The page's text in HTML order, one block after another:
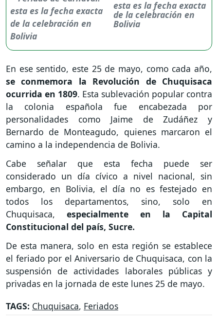
esta es la fecha exacta
de la celebración en
Bolivia
En ese sentido, este 25 de mayo, como cada año,
se conmemora la Revolución de Chuquisaca
ocurrida en 1809. Esta sublevación popular contra
la colonia española fue encabezada por
personalidades como Jaime de Zudáñez y
Bernardo de Monteagudo, quienes marcaron el
camino a la independencia de Bolivia.
Cabe señalar que esta fecha puede ser
considerado un día cívico a nivel nacional, sin
embargo, en Bolivia, el día no es festejado en
todos los departamentos, sino, solo en
Chuquisaca, especialmente en la Capital
Constitucional del país, Sucre.
De esta manera, solo en esta región se establece
el feriado por el Aniversario de Chuquisaca, con la
suspensión de actividades laborales públicas y
privadas en la jornada de este lunes 25 de mayo.
TAGS: Chuquisaca, Feriados